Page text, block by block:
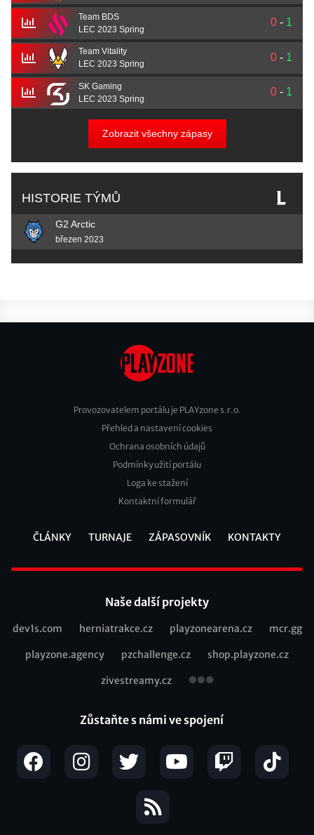
Team BDS
LEC 2023 Spring
0 - 1
Team Vitality
LEC 2023 Spring
0 - 1
SK Gaming
LEC 2023 Spring
0 - 1
Zobrazit všechny zápasy
HISTORIE TÝMŮ
G2 Arctic
březen 2023
Footer
Provozovatelem portálu je PLAYzone s.r.o.
Přehled a nastavení cookies
Ochrana osobních údajů
Podmínky užití portálu
Loga ke stažení
Kontaktní formulář
ČLÁNKY TURNAJE ZÁPASOVNÍK KONTAKTY
Naše další projekty
Recommended
dev1s.com herniatrakce.cz playzonearena.cz mcr.gg
playzone.agency pzchallenge.cz shop.playzone.cz
zivestreamy.cz
Zůstaňte s námi ve spojení